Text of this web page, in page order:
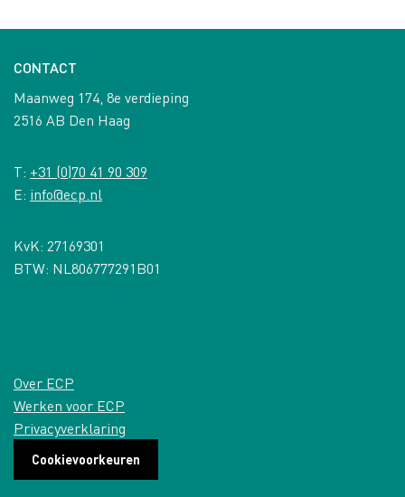
CONTACT
Maanweg 174, 8e verdieping
2516 AB Den Haag
T: +31 (0)70 41 90 309
E: info@ecp.nl
KvK: 27169301
BTW: NL806777291B01
Over ECP
Werken voor ECP
Privacyverklaring
Cookievoorkeuren